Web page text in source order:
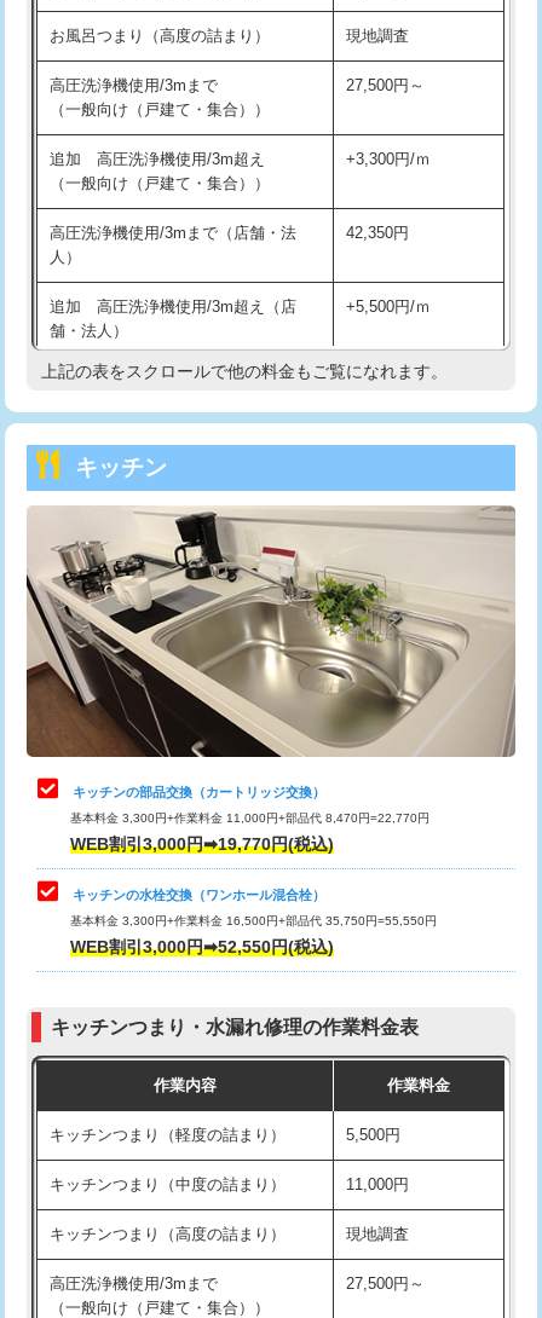
交換・取付(混合水栓（壁付・デッキ
式・ワンホール）)
16,500円+材料費
交換・取付(排水栓・排水トラップ
（P/S/ポップアップ））
22,000円+材料費
交換・取付（その他部品） 11,000円+材料費
持込商品取付（単水栓） 13,200円
持込商品取付（混合水栓）
持込商品取付（浄水器・分岐水栓） 16,500円
持込商品取付（温水洗浄便座） 22,000円
持込商品取付（普通便座⇔温水洗浄便
22,000円
給水管工事※（ホール加工)
給水管工事※（バンド止め) 3,300円
給水管工事※（支持金具設置) 5,500円
給水管工事※（保温材使用（バンド止
め込み）)
5,500円
給水管工事※（土の掘削・埋め戻し作
11,000円
給水管工事※（塩ビ管（VP・HI）使
用/3ｍまで)
給水管工事※（塩ビ管（VP・HI）使
用（追加）/3ｍ超え)
給水管工事※（ライニング鋼管・銅
管・ポリ管・HT管使用/3ｍまで)
44,000円
管・ポリ管・HT管使用/3ｍ超え)
排水管工事（土の掘削・埋め戻し作
11,000円~
排水管工事（排水管工事/3ｍまで） 55,000円
排水管工事（追加 排水管工事/3ｍ超
+11,000円
マス交換（土の掘削・埋め戻し作業）
お風呂つまり（高度の詰まり） 現地調査
高圧洗浄機使用/3mまで
（一般向け（戸建て・集合））
27,500円～
追加 高圧洗浄機使用/3m超え
（一般向け（戸建て・集合））
+3,300円/ｍ
高圧洗浄機使用/3mまで（店舗・法
人）
42,350円
追加 高圧洗浄機使用/3m超え（店
舗・法人）
+5,500円/ｍ
高度高圧洗浄換 現地調査
トーラー機使用/3mまで
追加トーラー機使用/3m超え +3,300円
カメラ調査 33,000円
桝清掃 8,800円
止水・漏水調査・防水処理・清掃・修
理・調整・分解・加工など（軽作業）
11,000円
止水・漏水調査・防水処理・清掃・修
理・調整・分解・加工など（中作業）
22,000円
止水・漏水調査・防水処理・清掃・修
理・調整・分解・加工など（重作業）
33,000円
お風呂タンク脱着
その他部品の脱着
式・ワンホール）)
交換・取付(排水栓・排水トラップ
22,000円+材料費
上記の表をスクロールで他の料金もご覧になれます。
キッチン
キッチンの部品交換（カートリッジ交換）
基本料金 3,300円+作業料金 11,000円+部品代 8,470円=22,770円
WEB割引3,000円➡19,770円(税込)
キッチンの水栓交換（ワンホール混合栓）
基本料金 3,300円+作業料金 16,500円+部品代 35,750円=55,550円
WEB割引3,000円➡52,550円(税込)
キッチンつまり・水漏れ修理の作業料金表
作業内容 作業料金
キッチンつまり（軽度の詰まり） 5,500円
キッチンつまり（中度の詰まり） 11,000円
キッチンつまり（高度の詰まり） 現地調査
高圧洗浄機使用/3mまで
（一般向け（戸建て・集合））
27,500円～